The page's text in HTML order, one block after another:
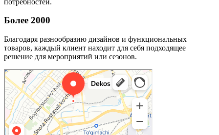
Более 2000
Благодаря разнообразию дизайнов и функциональных
товаров, каждый клиент находит для себя подходящее
решение для мероприятий или сезонов.